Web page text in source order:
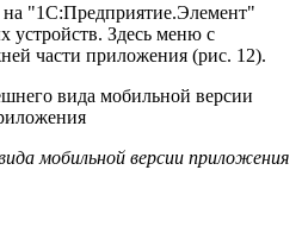
на "1С:Предприятие.Элемент"
устройств. Здесь меню с
части приложения (рис. 12).
мобильной версии приложения